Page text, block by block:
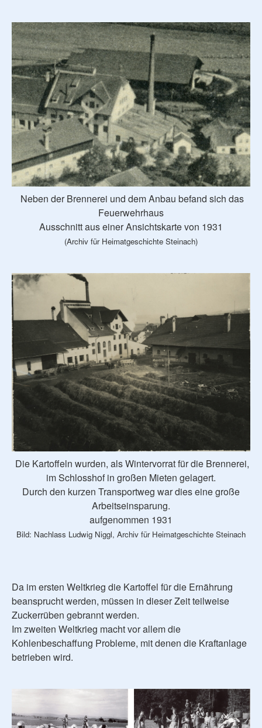
Neben der Brennerei und dem Anbau befand sich das
Feuerwehrhaus
Ausschnitt aus einer Ansichtskarte von 1931
(Archiv für Heimatgeschichte Steinach)
Die Kartoffeln wurden, als Wintervorrat für die Brennerei,
im Schlosshof in großen Mieten gelagert.
Durch den kurzen Transportweg war dies eine große
Arbeitseinsparung.
aufgenommen 1931
Bild: Nachlass Ludwig Niggl, Archiv für Heimatgeschichte Steinach
Da im ersten Weltkrieg die Kartoffel für die Ernährung
beansprucht werden, müssen in dieser Zeit teilweise
Zuckerrüben gebrannt werden.
Im zweiten Weltkrieg macht vor allem die
Kohlenbeschaffung Probleme, mit denen die Kraftanlage
betrieben wird.